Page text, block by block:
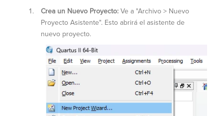
Crea un Nuevo Proyecto: Ve a "Archivo > Nuevo
Proyecto Asistente". Esto abrirá el asistente de
nuevo proyecto.